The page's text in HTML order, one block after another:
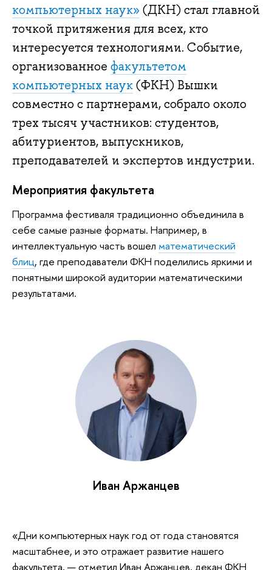
компьютерных наук» (ДКН) стал главной
точкой притяжения для всех, кто
интересуется технологиями. Событие,
организованное факультетом
компьютерных наук(ФКН) Вышки
совместно с партнерами, собрало около
трех тысяч участников: студентов,
абитуриентов, выпускников,
преподавателей и экспертов индустрии.
Мероприятия факультета
Программа фестиваля традиционно объединила в
себе самые разные форматы. Например, в
интеллектуальную часть вошел математический
блиц, где преподаватели ФКН поделились яркими и
понятными широкой аудитории математическими
результатами.
Иван Аржанцев
«Дни компьютерных наук год от года становятся
масштабнее, и это отражает развитие нашего
факультета, — отметил Иван Аржанцев, декан ФКН